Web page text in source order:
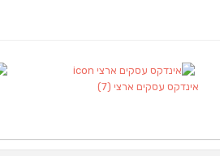
אינדקס עסקים ארצי (7)